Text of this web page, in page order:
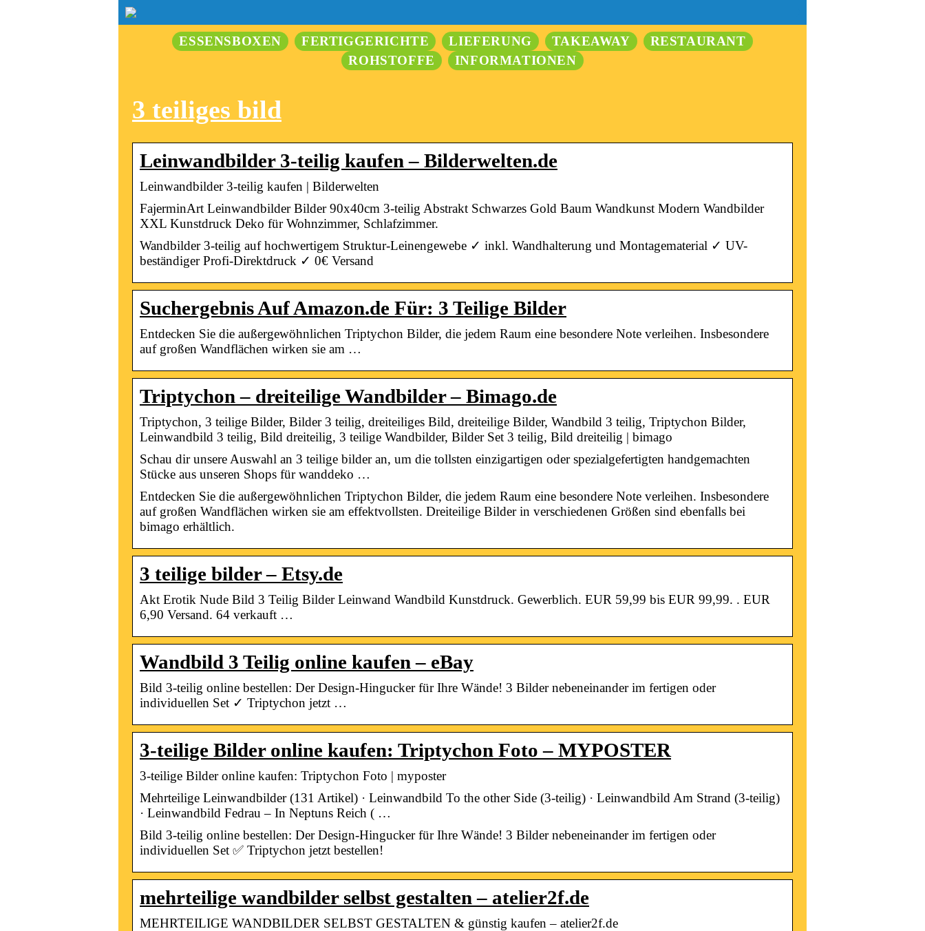
ESSENSBOXEN FERTIGGERICHTE LIEFERUNG TAKEAWAY
RESTAURANT
ROHSTOFFE
INFORMATIONEN
3 teiliges bild
Leinwandbilder 3-teilig kaufen – Bilderwelten.de
Leinwandbilder 3-teilig kaufen | Bilderwelten
FajerminArt Leinwandbilder Bilder 90x40cm 3-teilig Abstrakt Schwarzes Gold Baum Wandkunst Modern Wandbilder
XXL Kunstdruck Deko für Wohnzimmer, Schlafzimmer.
Wandbilder 3-teilig auf hochwertigem Struktur-Leinengewebe ✓ inkl. Wandhalterung und Montagematerial ✓ UV-
beständiger Profi-Direktdruck ✓ 0€ Versand
Suchergebnis Auf Amazon.de Für: 3 Teilige Bilder
Entdecken Sie die außergewöhnlichen Triptychon Bilder, die jedem Raum eine besondere Note verleihen. Insbesondere
auf großen Wandflächen wirken sie am …
Triptychon – dreiteilige Wandbilder – Bimago.de
Triptychon, 3 teilige Bilder, Bilder 3 teilig, dreiteiliges Bild, dreiteilige Bilder, Wandbild 3 teilig, Triptychon Bilder,
Leinwandbild 3 teilig, Bild dreiteilig, 3 teilige Wandbilder, Bilder Set 3 teilig, Bild dreiteilig | bimago
Schau dir unsere Auswahl an 3 teilige bilder an, um die tollsten einzigartigen oder spezialgefertigten handgemachten
Stücke aus unseren Shops für wanddeko …
Entdecken Sie die außergewöhnlichen Triptychon Bilder, die jedem Raum eine besondere Note verleihen. Insbesondere
auf großen Wandflächen wirken sie am effektvollsten. Dreiteilige Bilder in verschiedenen Größen sind ebenfalls bei
bimago erhältlich.
3 teilige bilder – Etsy.de
Akt Erotik Nude Bild 3 Teilig Bilder Leinwand Wandbild Kunstdruck. Gewerblich. EUR 59,99 bis EUR 99,99. ​. EUR
6,90 Versand. 64 verkauft …
Wandbild 3 Teilig online kaufen – eBay
Bild 3-teilig online bestellen: Der Design-Hingucker für Ihre Wände! 3 Bilder nebeneinander im fertigen oder
individuellen Set ✓ Triptychon jetzt …
3-teilige Bilder online kaufen: Triptychon Foto – MYPOSTER
3-teilige Bilder online kaufen: Triptychon Foto | myposter
Mehrteilige Leinwandbilder (131 Artikel) · Leinwandbild To the other Side (3-teilig) · Leinwandbild Am Strand (3-teilig)
· Leinwandbild Fedrau – In Neptuns Reich ( …
Bild 3-teilig online bestellen: Der Design-Hingucker für Ihre Wände! 3 Bilder nebeneinander im fertigen oder
individuellen Set ✅ Triptychon jetzt bestellen!
mehrteilige wandbilder selbst gestalten – atelier2f.de
MEHRTEILIGE WANDBILDER SELBST GESTALTEN & günstig kaufen – atelier2f.de